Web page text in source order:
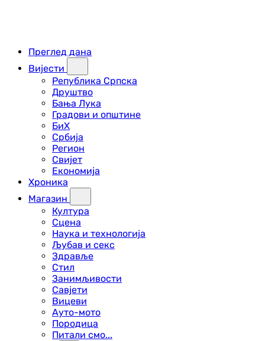
Преглед дана
Вијести
Република Српска
Друштво
Бања Лука
Градови и општине
БиХ
Србија
Регион
Свијет
Економија
Хроника
Магазин
Култура
Сцена
Наука и технологија
Љубав и секс
Здравље
Стил
Занимљивости
Савјети
Вицеви
Ауто-мото
Породица
Питали смо...